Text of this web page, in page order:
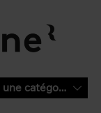
Sélectionnez une catégorie